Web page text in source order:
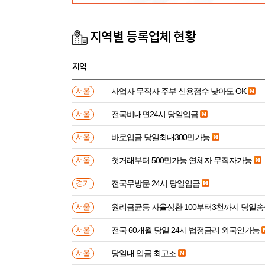
지역별 등록업체 현황
지역
서울 사업자 무직자 주부 신용점수 낮아도 OK
서울 전국비대면24시 당일입금
서울 바로입금 당일최대300만가능
서울 첫거래부터 500만가능 연체자 무직자가능
경기 전국무방문 24시 당일입금
서울 원리금균등 자율상환 100부터3천까지 당일
서울 전국 60개월 당일 24시 법정금리 외국인가능
서울 당일내 입금 최고조